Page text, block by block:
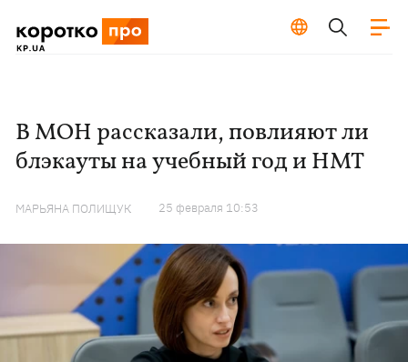
В МОН рассказали, повлияют ли
блэкауты на учебный год и НМТ
МАРЬЯНА ПОЛИЩУК 25 февраля 10:53